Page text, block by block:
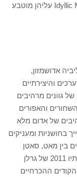
Icon Lace, לצד צלליות Idyllic Mineral Eyeshadows עליהן מוטבע
אדושמזון,
והיצירתיים
גוונים מרהיבים
והאפורים
של אדום מלא
בחושניות ומעניקים
בין מאט, סאטן
קטיפתי ומטאלי. בשורה התחתונה: מראה הסתיו 2011 של גרלן
ההכרחיים